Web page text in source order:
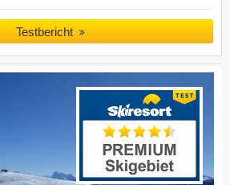
Testbericht